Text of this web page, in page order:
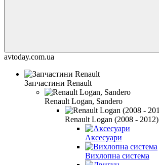
avtoday.com.ua
Запчастини Renault
Renault Logan, Sandero
Renault Logan (2008 - 2012)
Аксесуари
Вихлопна система